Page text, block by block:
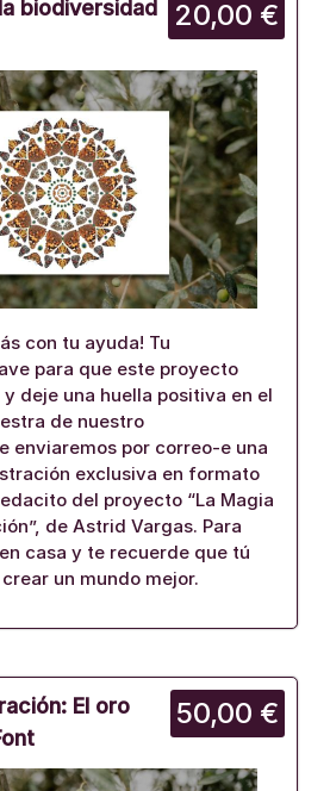
20,00 €
biodiversidad
con tu ayuda! Tu
para que este proyecto
deje una huella positiva en el
de nuestro
enviaremos por correo-e una
exclusiva en formato
del proyecto “La Magia
de Astrid Vargas. Para
casa y te recuerde que tú
un mundo mejor.
50,00 €
El oro